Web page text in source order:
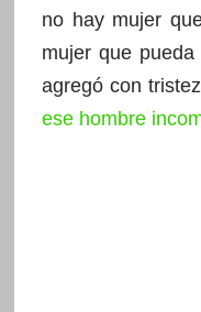
no hay mujer
mujer que
agregó con
ese hombre